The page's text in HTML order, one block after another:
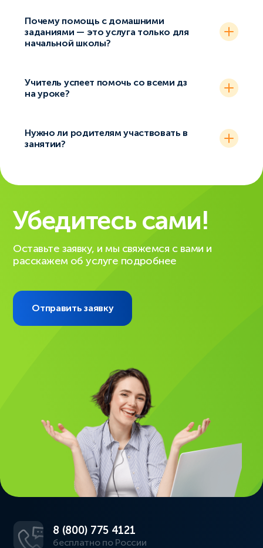
Почему помощь с домашними
заданиями — это услуга только для
начальной школы?
Учитель успеет помочь со всеми дз
на уроке?
Нужно ли родителям участвовать в
занятии?
Убедитесь сами!
Оставьте заявку, и мы свяжемся с вами и
расскажем об услуге подробнее
Отправить заявку
8 (800) 775 4121
бесплатно по России